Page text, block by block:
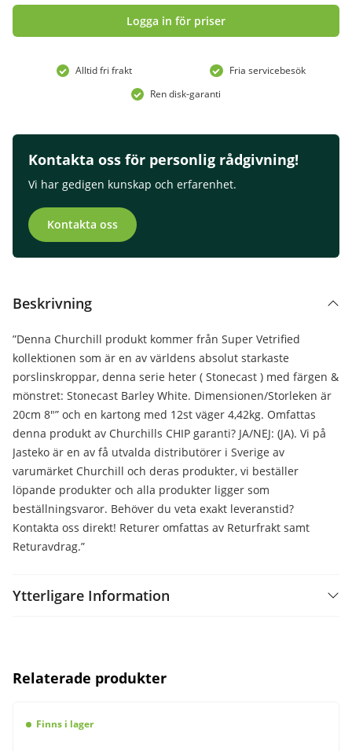
Logga in för priser
Alltid fri frakt
Fria servicebesök
Ren disk-garanti
Kontakta oss för personlig rådgivning!
Vi har gedigen kunskap och erfarenhet.
Kontakta oss
Beskrivning
”Denna Churchill produkt kommer från Super Vetrified
kollektionen som är en av världens absolut starkaste
porslinskroppar, denna serie heter ( Stonecast ) med färgen &
mönstret: Stonecast Barley White. Dimensionen/Storleken är
20cm 8″” och en kartong med 12st väger 4,42kg. Omfattas
denna produkt av Churchills CHIP garanti? JA/NEJ: (JA). Vi på
Jasteko är en av få utvalda distributörer i Sverige av
varumärket Churchill och deras produkter, vi beställer
löpande produkter och alla produkter ligger som
beställningsvaror. Behöver du veta exakt leveranstid?
Kontakta oss direkt! Returer omfattas av Returfrakt samt
Returavdrag.”
Ytterligare Information
Relaterade produkter
Finns i lager